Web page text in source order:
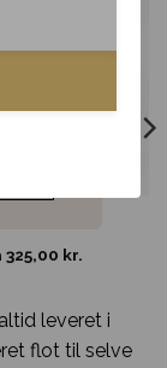
325,00 kr.
leveret i
flot til selve